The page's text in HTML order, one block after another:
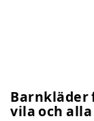
Barnkläder
vila och